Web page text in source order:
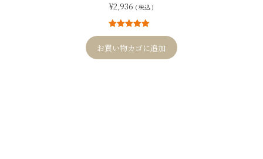
¥2,936 ( 税込 )
12
件の利用者
評価に基づ
く5段階評価
のうち、
お買い物カゴに追加